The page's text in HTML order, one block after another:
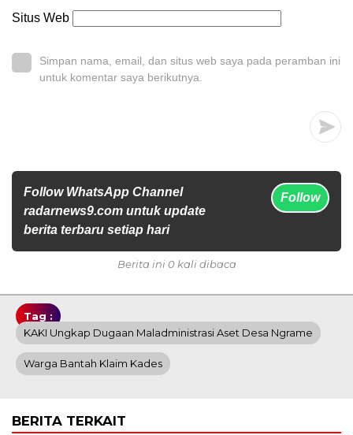
Situs Web
Simpan nama, email, dan situs web saya pada peramban ini
untuk komentar saya berikutnya.
Follow WhatsApp Channel
radarnews9.com untuk update
berita terbaru setiap hari
Follow
Berita ini 0 kali dibaca
Tag :
KAKI Ungkap Dugaan Maladministrasi Aset Desa Ngrame
Warga Bantah Klaim Kades
BERITA TERKAIT